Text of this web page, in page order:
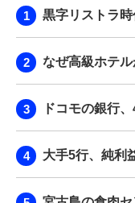
黒字リストラ
なぜ高級ホテ
ドコモの銀行
大手5行、純利